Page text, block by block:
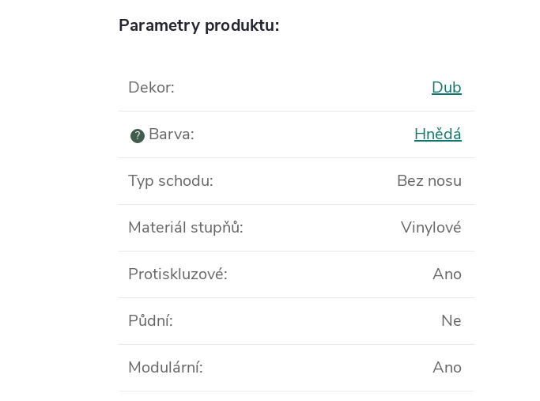
Parametry produktu:
Dekor: Dub
? Barva: Hnědá
Typ schodu: Bez nosu
Materiál stupňů: Vinylové
Protiskluzové: Ano
Půdní: Ne
Modulární: Ano